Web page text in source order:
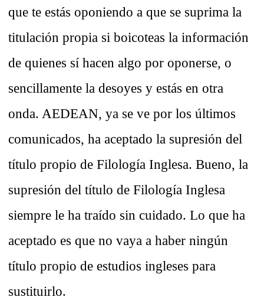
que te estás oponiendo a que se suprima la
titulación propia si boicoteas la información
de quienes sí hacen algo por oponerse, o
sencillamente la desoyes y estás en otra
onda. AEDEAN, ya se ve por los últimos
comunicados, ha aceptado la supresión del
título propio de Filología Inglesa. Bueno, la
supresión del título de Filología Inglesa
siempre le ha traído sin cuidado. Lo que ha
aceptado es que no vaya a haber ningún
título propio de estudios ingleses para
sustituirlo.